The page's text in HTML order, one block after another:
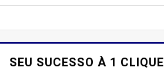
SEU SUCESSO À 1 CLIQUE